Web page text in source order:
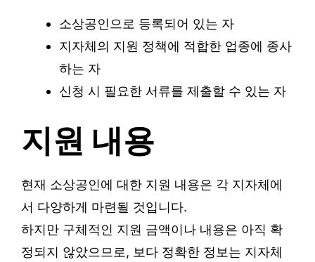
소상공인으로 등록되어 있는 자
지자체의 지원 정책에 적합한 업종에 종사
하는 자
신청 시 필요한 서류를 제출할 수 있는 자
지원 내용
현재 소상공인에 대한 지원 내용은 각 지자체에
서 다양하게 마련될 것입니다.
하지만 구체적인 지원 금액이나 내용은 아직 확
정되지 않았으므로, 보다 정확한 정보는 지자체